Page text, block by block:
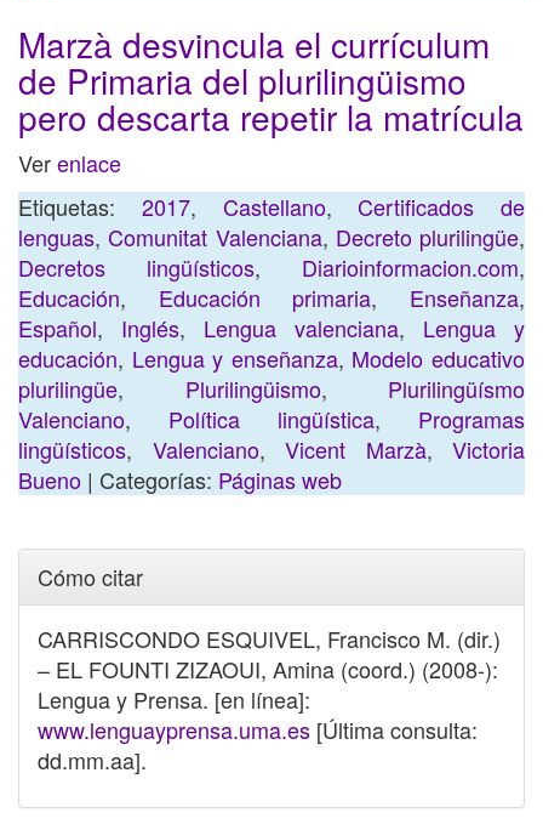
Marzà desvincula el currículum
de Primaria del plurilingüismo
pero descarta repetir la matrícula
Verenlace
Etiquetas: 2017, Castellano,Certificados de
lenguas,Comunitat Valenciana, Decreto plurilingüe,
Decretos lingüísticos, Diarioinformacion.com,
Educación, Educación primaria, Enseñanza,
Español, Inglés, Lengua valenciana, Lengua y
educación, Lengua y enseñanza, Modelo educativo
plurilingüe, Plurilingüismo, Plurilingüísmo
Valenciano, Política lingüística, Programas
lingüísticos, Valenciano, Vicent Marzà, Victoria
Bueno | Categorías: Páginas web
Cómo citar
CARRISCONDO ESQUIVEL, Francisco M. (dir.)
– EL FOUNTI ZIZAOUI, Amina (coord.) (2008-):
Lengua y Prensa. [en línea]:
www.lenguayprensa.uma.es [Última consulta:
dd.mm.aa].